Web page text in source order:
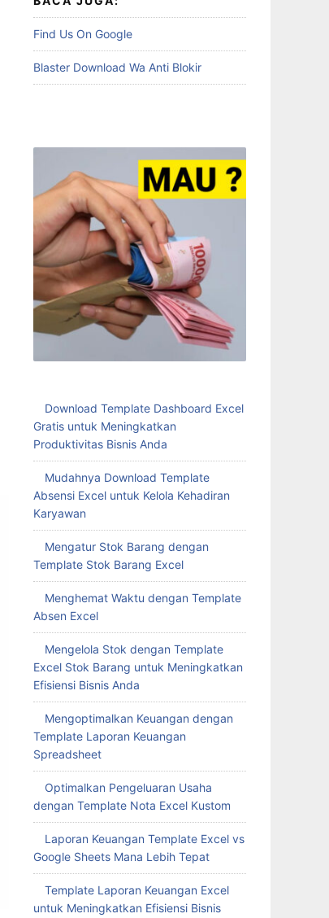
Find Us On Google
Blaster Download Wa Anti Blokir
Download Template Dashboard Excel
Gratis untuk Meningkatkan
Produktivitas Bisnis Anda
Mudahnya Download Template
Absensi Excel untuk Kelola Kehadiran
Karyawan
Mengatur Stok Barang dengan
Template Stok Barang Excel
Menghemat Waktu dengan Template
Absen Excel
Mengelola Stok dengan Template
Excel Stok Barang untuk Meningkatkan
Efisiensi Bisnis Anda
Mengoptimalkan Keuangan dengan
Template Laporan Keuangan
Spreadsheet
Optimalkan Pengeluaran Usaha
dengan Template Nota Excel Kustom
Laporan Keuangan Template Excel vs
Google Sheets Mana Lebih Tepat
Template Laporan Keuangan Excel
untuk Meningkatkan Efisiensi Bisnis